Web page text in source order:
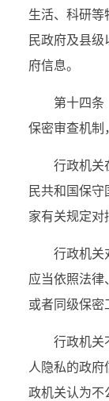
生活、科研等
民政府及县
府信息。
第十四条
保密审查机制
行政机关在
民共和国保
家有关规定对
行政机关对
应当依照法律
或者同级保密
行政机关不
人隐私的政
政机关认为不